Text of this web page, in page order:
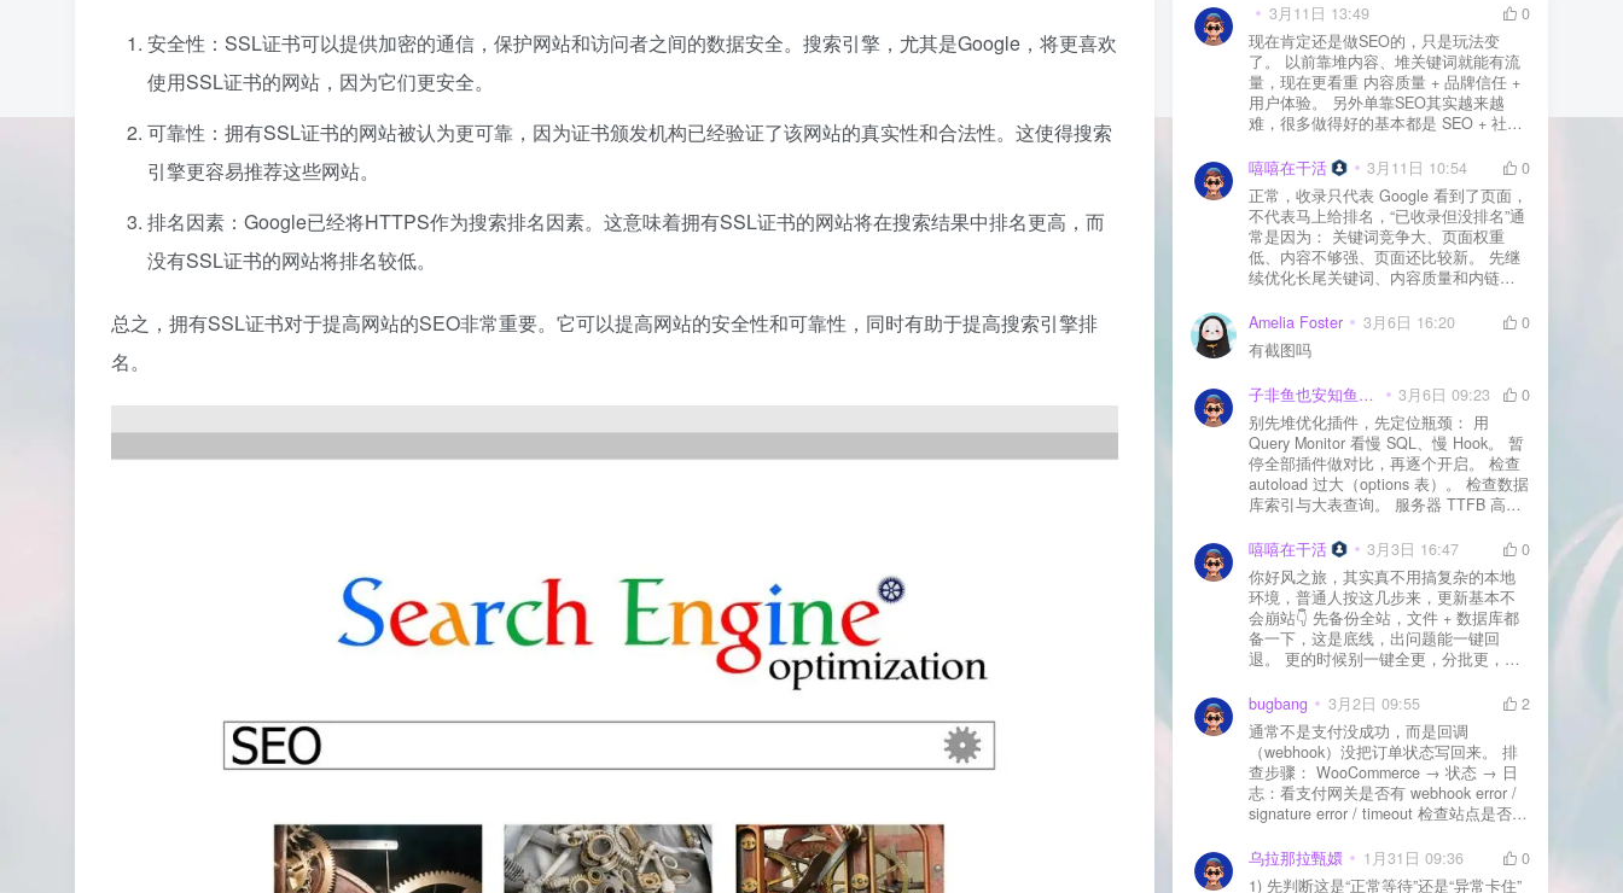
安全性：SSL证书可以提供加密的通信，保护网站和访问者之间的数据安全。搜索引擎，尤其是Google，将更喜欢
使用SSL证书的网站，因为它们更安全。
可靠性：拥有SSL证书的网站被认为更可靠，因为证书颁发机构已经验证了该网站的真实性和合法性。这使得搜索
引擎更容易推荐这些网站。
排名因素：Google已经将HTTPS作为搜索排名因素。这意味着拥有SSL证书的网站将在搜索结果中排名更高，而
没有SSL证书的网站将排名较低。
总之，拥有SSL证书对于提高网站的SEO非常重要。它可以提高网站的安全性和可靠性，同时有助于提高搜索引擎排
名。
3月11日 13:49
0
现在肯定还是做SEO的，只是玩法变
了。 以前靠堆内容、堆关键词就能有流
量，现在更看重 内容质量 + 品牌信任 +
用户体验。 另外单靠SEO其实越来越
难，很多做得好的基本都是 SEO + 社媒
质还是一个长期获客渠道，但不能再当
成唯一渠道了。
嘻嘻在干活 3月11日 10:54
0
正常，收录只代表 Google 看到了页面，
不代表马上给排名，“已收录但没排名”通
常是因为： 关键词竞争大、页面权重
低、内容不够强、页面还比较新。 先继
续优化长尾关键词、内容质量和内链，
Amelia Foster
3月6日 16:20
0
有截图吗
子非鱼也安知鱼之乐 3月6日 09:23
0
别先堆优化插件，先定位瓶颈： 用
Query Monitor 看慢 SQL、慢 Hook。 暂
停全部插件做对比，再逐个开启。 检查
autoload 过大（options 表）。 检查数据
库索引与大表查询。 服务器 TTFB 高就
嘻嘻在干活
3月3日 16:47
0
你好风之旅，其实真不用搞复杂的本地
环境，普通人按这几步来，更新基本不
会崩站👇 先备份全站，文件 + 数据库都
备一下，这是底线，出问题能一键回
退。 更的时候别一键全更，分批更，先
立刻清缓存，去前台检查首页、文章
页、按钮、表单这些关键位置。 最好再
装个支持版本回滚的插件，万一崩了，
一秒切回旧版。 总结来说：先备份、分
批更、更完查、留退路，稳得很✅😎希望
能帮到你
bugbang 3月2日 09:55
2
通常不是支付没成功，而是回调
（webhook）没把订单状态写回来。 排
查步骤： WooCommerce → 状态 → 日
志：看支付网关是否有 webhook error /
signature error / timeout 检查站点是否被
全插件） 检查是否启用了“缓存结账页/接
口路径”（结账页和回调接口不应缓存）
乌拉那拉甄嬛 1月31日 09:36
0
1) 先判断这是“正常等待”还是“异常卡住”